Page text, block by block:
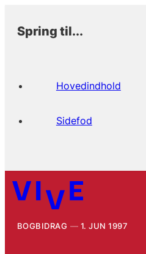
Spring til...
Hovedindhold
Sidefod
BOGBIDRAG 1. JUN 1997